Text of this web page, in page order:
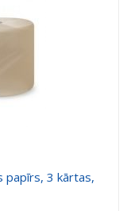
papīrs, 3 kārtas,